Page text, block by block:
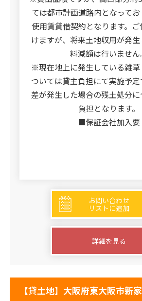
ては都市計画道路内となってお
使用賃貸借契約となります。
けますが、将来土地収用が発
料減額は行いません
※現在地上に発生している雑草
ついては貸主負担にて実施予
差が発生した場合の残土処分
負担となります。
■保証会社加入要
お問い合わせ
リストに追加
詳細を見る
【貸土地】大阪府東大阪市新